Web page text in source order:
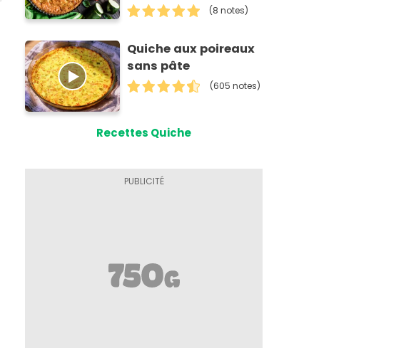
(8 notes)
Quiche aux poireaux
sans pâte
(605 notes)
Recettes Quiche